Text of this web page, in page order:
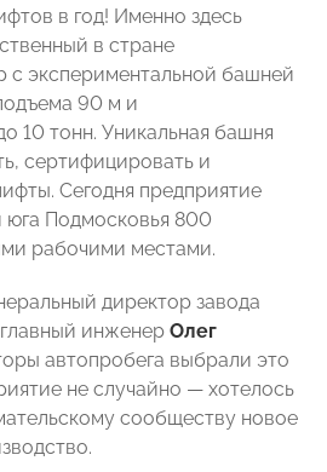
в год! Именно здесь
в стране
с экспериментальной башней
90 м и
10 тонн. Уникальная башня
сертифицировать и
Сегодня предприятие
Подмосковья 800
рабочими местами.
директор завода
инженер Олег
автопробега выбрали это
не случайно — хотелось
сообществу новое